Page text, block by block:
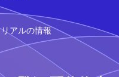
アルの情報